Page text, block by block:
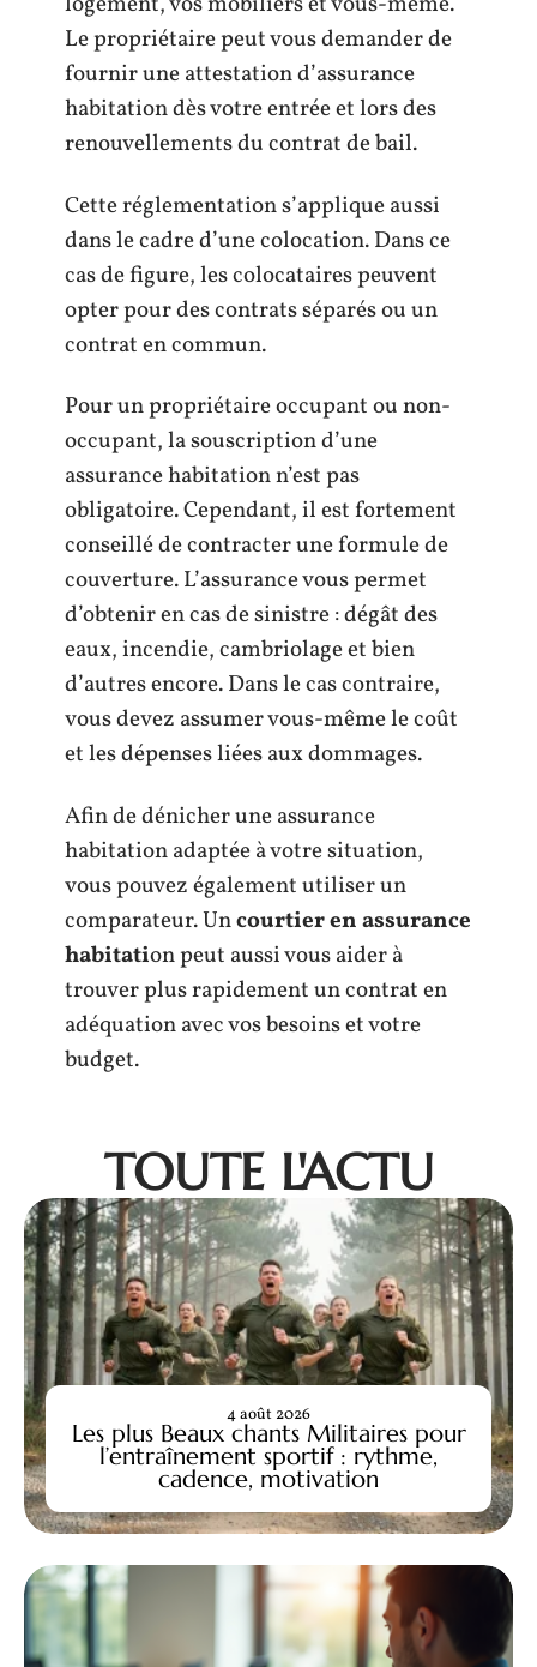
Le propriétaire peut vous demander de
fournir une attestation d’assurance
habitation dès votre entrée et lors des
renouvellements du contrat de bail.
Cette réglementation s’applique aussi
dans le cadre d’une colocation. Dans ce
cas de figure, les colocataires peuvent
opter pour des contrats séparés ou un
contrat en commun.
Pour un propriétaire occupant ou non-
occupant, la souscription d’une
assurance habitation n’est pas
obligatoire. Cependant, il est fortement
conseillé de contracter une formule de
couverture. L’assurance vous permet
d’obtenir en cas de sinistre : dégât des
eaux, incendie, cambriolage et bien
d’autres encore. Dans le cas contraire,
vous devez assumer vous-même le coût
et les dépenses liées aux dommages.
Afin de dénicher une assurance
habitation adaptée à votre situation,
vous pouvez également utiliser un
comparateur. Uncourtier en assurance
habitation peut aussi vous aider à
trouver plus rapidement un contrat en
adéquation avec vos besoins et votre
budget.
TOUTE L'ACTU
Les plus Beaux chants Militaires pour
l’entraînement sportif : rythme,
cadence, motivation
4 août 2026